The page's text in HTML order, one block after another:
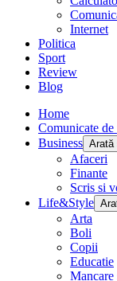
Internet
Politica
Sport
Review
Blog
Home
Comunicate de
Business Arată
Afaceri
Finante
Scris si
Life&Style
Arta
Boli
Copii
Educatie
Mancare